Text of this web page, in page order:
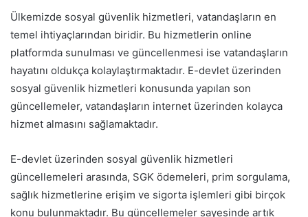
Ülkemizde sosyal güvenlik hizmetleri, vatandaşların en
temel ihtiyaçlarından biridir. Bu hizmetlerin online
platformda sunulması ve güncellenmesi ise vatandaşların
hayatını oldukça kolaylaştırmaktadır. E-devlet üzerinden
sosyal güvenlik hizmetleri konusunda yapılan son
güncellemeler, vatandaşların internet üzerinden kolayca
hizmet almasını sağlamaktadır.
E-devlet üzerinden sosyal güvenlik hizmetleri
güncellemeleri arasında, SGK ödemeleri, prim sorgulama,
sağlık hizmetlerine erişim ve sigorta işlemleri gibi birçok
konu bulunmaktadır. Bu güncellemeler sayesinde artık